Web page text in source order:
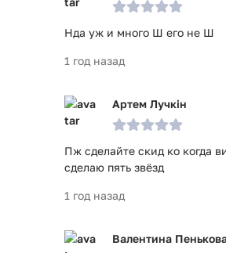
Нда уж и много Ш его не Ш
1 год назад
Артем Лучкін
Пж сделайте скид ко когда
сделаю пять звёзд
1 год назад
Валентина